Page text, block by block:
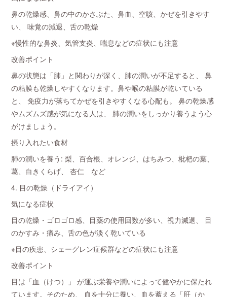
鼻の乾燥感、鼻の中のかさぶた、鼻血、空咳、かぜを引きやす
い、 味覚の減退、舌の乾燥
※慢性的な鼻炎、気管支炎、喘息などの症状にも注意
改善ポイント
鼻の状態は「肺」と関わりが深く、肺の潤いが不足すると、 鼻
の粘膜も乾燥しやすくなります。鼻や喉の粘膜が乾いている
と、 免疫力が落ちてかぜを引きやすくなる心配も。 鼻の乾燥感
やムズムズ感が気になる人は、 肺の潤いをしっかり養うよう心
がけましょう。
摂り入れたい食材
肺の潤いを養う: 梨、百合根、オレンジ、はちみつ、枇杷の葉、
葛、白きくらげ、 杏仁 など
4. 目の乾燥（ドライアイ）
気になる症状
目の乾燥・ゴロゴロ感、目薬の使用回数が多い、視力減退、 目
のかすみ・痛み、舌の色が淡く乾いている
※目の疾患、シェーグレン症候群などの症状にも注意
改善ポイント
目は「血（けつ）」 が運ぶ栄養や潤いによって健やかに保たれ
ています。そのため、 血を十分に養い、血を蓄える「肝（か